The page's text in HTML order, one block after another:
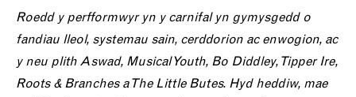
Roedd y perfformwyr yn y carnifal yn gymysgedd o
fandiau lleol, systemau sain, cerddorion ac enwogion, ac
y neu plith Aswad, Musical Youth, Bo Diddley, Tipper Ire,
Roots & Branches a The Little Butes. Hyd heddiw, mae